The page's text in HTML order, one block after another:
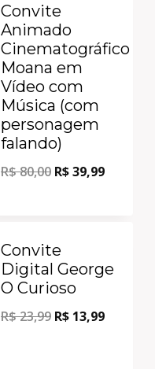
Convite
Animado
Cinematográfico
Moana em
Vídeo com
Música (com
personagem
falando)
R$80,00 R$39,99
Convite
Digital George
O Curioso
R$23,99 R$ 13,99